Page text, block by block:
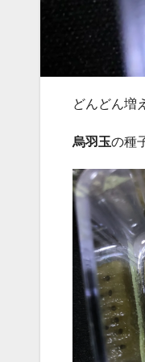
どんどん増
烏羽玉の種